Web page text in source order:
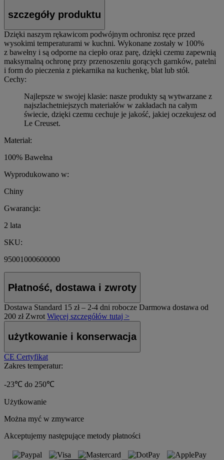
szczegóły produktu
Dzięki naszym rękawicom podwójnym ochronisz ręce przed
wysokimi temperaturami w kuchni. Wykonane zostały w 100%
z bawełny i są odporne na ciepło oraz parę, dzięki czemu zapewnią
maksymalną ochronę przy przenoszeniu gorących garnków, patelni
i form do pieczenia z piekarnika na kuchenkę, blat lub stół.
Cechy:
Najlepsze w swojej klasie: nasze produkty są wytwarzane z
najszlachetniejszych materiałów w zakładach na całym
świecie, dzięki czemu cechuje je jakość, jakiej oczekujesz od
Le Creuset.
Materiał:
100% Bawełna
Wyprodukowano w:
Chiny
Gwarancja:
2 lata
SKU:
95001000600000
Płatność, dostawa i zwroty
Dostawa Standard 15 zł – 2-4 dni robocze Darmowa dostawa od
200 zł Zwrot Więcej szczegółów tutaj >
użytkowanie i konserwacja
CE Certyfikat
Zakres temperatur:
-23℃ do 250℃
Użytkowanie
Można myć w zmywarce
Akceptujemy następujące metody płatności